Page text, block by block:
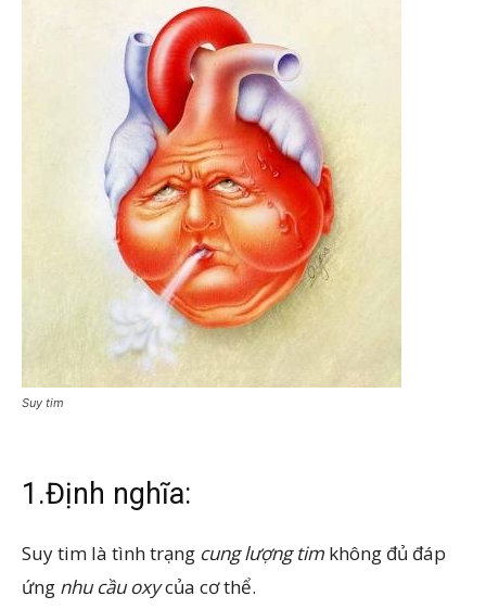
Suy tim
1.Định nghĩa:
Suy tim là tình trạng cung lượng tim không đủ đáp
ứng nhu cầu oxycủa cơ thể.